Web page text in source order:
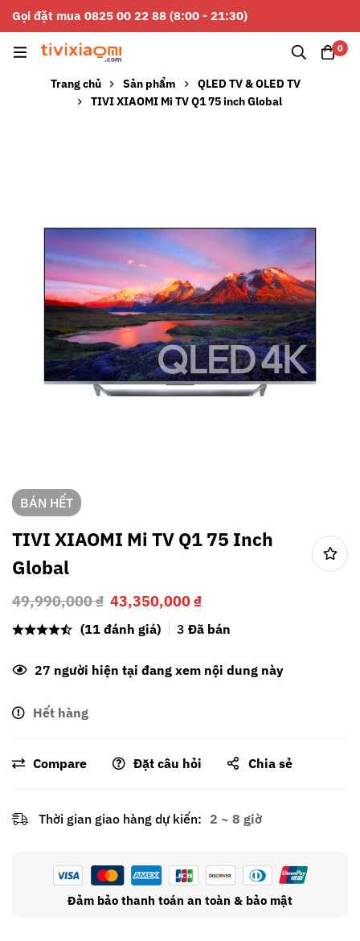
Gọi đặt mua 0825 00 22 88 (8:00 - 21:30)
0
Trang chủ Sản phẩm
QLED TV & OLED TV
TIVI XIAOMI Mi TV Q1 75 inch Global
BÁN HẾT
TIVI XIAOMI Mi TV Q1 75 Inch
Global
49,990,000₫ 43,350,000₫
(11 đánh giá) 3 Đã bán
27 người hiện tại đang xem nội dung này
Hết hàng
Compare Đặt câu hỏi Chia sẻ
Thời gian giao hàng dự kiến: 2 ~ 8 giờ
Đảm bảo thanh toán an toàn & bảo mật